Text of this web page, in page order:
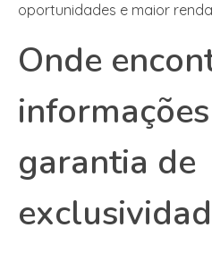
oportunidades e maior
Onde
garantia de